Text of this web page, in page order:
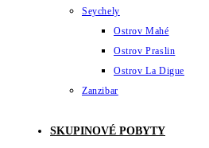
Seychely
Ostrov Mahé
Ostrov Praslin
Ostrov La Digue
Zanzibar
SKUPINOVÉ POBYTY